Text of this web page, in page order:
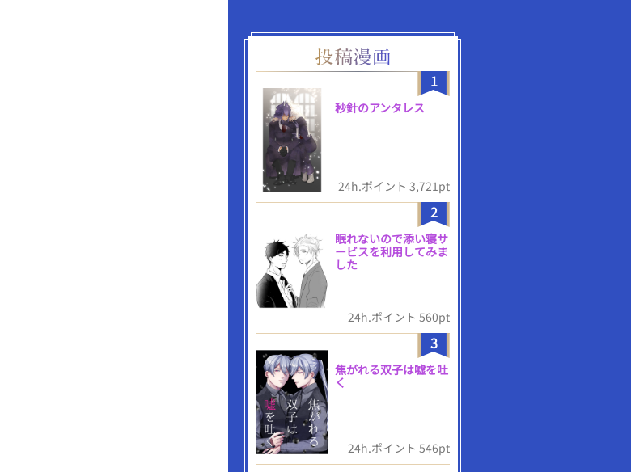
1
秒針のアンタレス
24h.ポイント 3,721pt
2
眠れないので添い寝サ
ービスを利用してみま
した
24h.ポイント 560pt
3
焦がれる双子は嘘を吐
く
24h.ポイント 546pt